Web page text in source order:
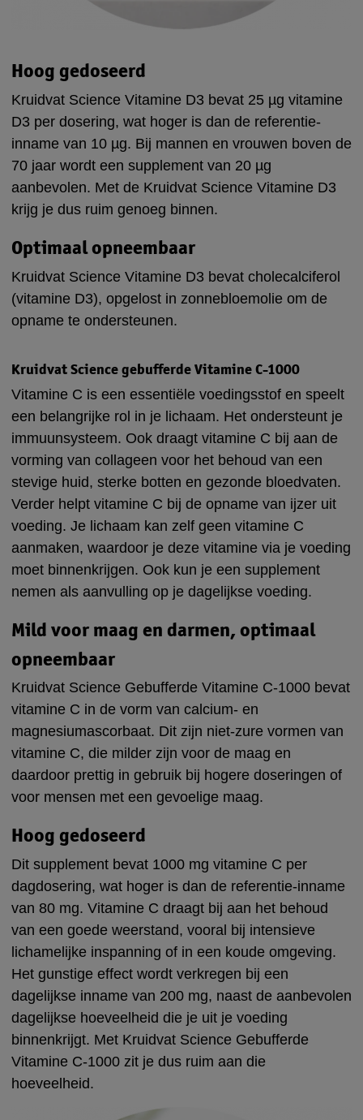
Hoog gedoseerd
Kruidvat Science Vitamine D3 bevat 25 µg vitamine
D3 per dosering, wat hoger is dan de referentie-
inname van 10 µg. Bij mannen en vrouwen boven de
70 jaar wordt een supplement van 20 µg
aanbevolen. Met de Kruidvat Science Vitamine D3
krijg je dus ruim genoeg binnen.
Optimaal opneembaar
Kruidvat Science Vitamine D3 bevat cholecalciferol
(vitamine D3), opgelost in zonnebloemolie om de
opname te ondersteunen.
Kruidvat Science gebufferde Vitamine C-1000
Vitamine C is een essentiële voedingsstof en speelt
een belangrijke rol in je lichaam. Het ondersteunt je
immuunsysteem. Ook draagt vitamine C bij aan de
vorming van collageen voor het behoud van een
stevige huid, sterke botten en gezonde bloedvaten.
Verder helpt vitamine C bij de opname van ijzer uit
voeding. Je lichaam kan zelf geen vitamine C
aanmaken, waardoor je deze vitamine via je voeding
moet binnenkrijgen. Ook kun je een supplement
nemen als aanvulling op je dagelijkse voeding.
Mild voor maag en darmen, optimaal
opneembaar
Kruidvat Science Gebufferde Vitamine C-1000 bevat
vitamine C in de vorm van calcium- en
magnesiumascorbaat. Dit zijn niet-zure vormen van
vitamine C, die milder zijn voor de maag en
daardoor prettig in gebruik bij hogere doseringen of
voor mensen met een gevoelige maag.
Hoog gedoseerd
Dit supplement bevat 1000 mg vitamine C per
dagdosering, wat hoger is dan de referentie-inname
van 80 mg. Vitamine C draagt bij aan het behoud
van een goede weerstand, vooral bij intensieve
lichamelijke inspanning of in een koude omgeving.
Het gunstige effect wordt verkregen bij een
dagelijkse inname van 200 mg, naast de aanbevolen
dagelijkse hoeveelheid die je uit je voeding
binnenkrijgt. Met Kruidvat Science Gebufferde
Vitamine C-1000 zit je dus ruim aan die
hoeveelheid.